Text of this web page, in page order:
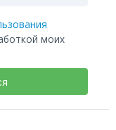
моих